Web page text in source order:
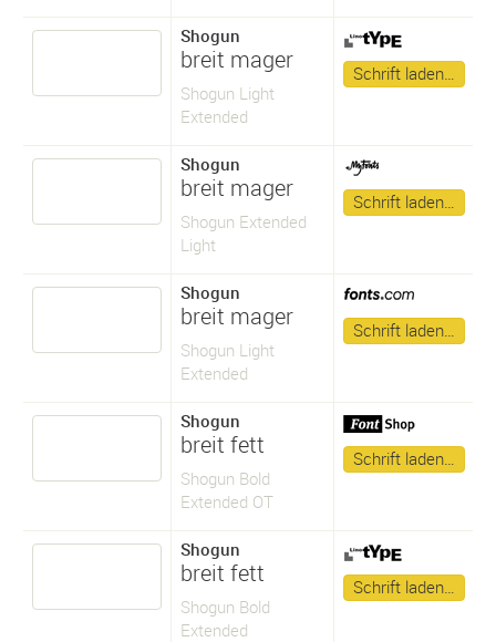
Shogun
breit mager
Shogun Light
Extended
Schrift laden…
Shogun
breit mager
Shogun Extended
Light
Schrift laden…
Shogun
breit mager
Shogun Light
Extended
Schrift laden…
Shogun
breit fett
Shogun Bold
Extended OT
Schrift laden…
Shogun
breit fett
Shogun Bold
Extended
Schrift laden…